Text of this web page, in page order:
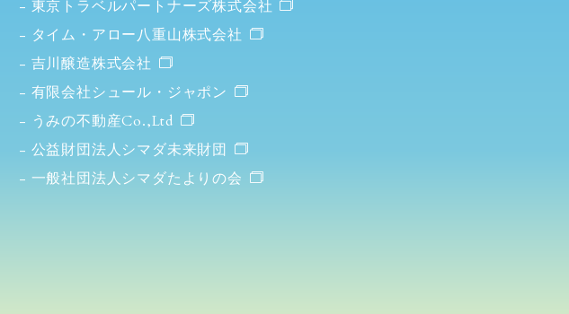
東京トラベルパートナーズ株式会社
タイム・アロー八重山株式会社
吉川醸造株式会社
有限会社シュール・ジャポン
うみの不動産Co.,Ltd
公益財団法人シマダ未来財団
一般社団法人シマダたよりの会